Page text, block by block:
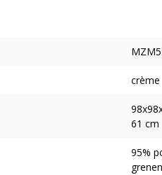
crème
61 cm
95%